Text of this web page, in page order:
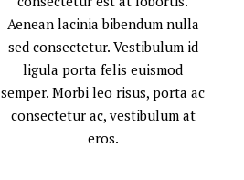
Aenean lacinia bibendum nulla
sed consectetur. Vestibulum id
ligula porta felis euismod
semper. Morbi leo risus, porta ac
consectetur ac, vestibulum at
eros.